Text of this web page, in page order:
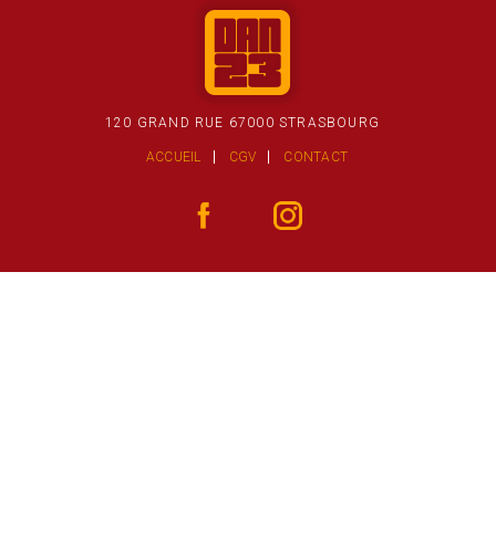
120 GRAND RUE 67000 STRASBOURG
ACCUEIL CGV CONTACT